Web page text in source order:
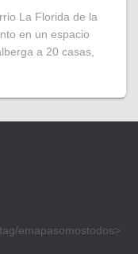
La Florida de la
en un espacio
a 20 casas,
emapasomostodos>